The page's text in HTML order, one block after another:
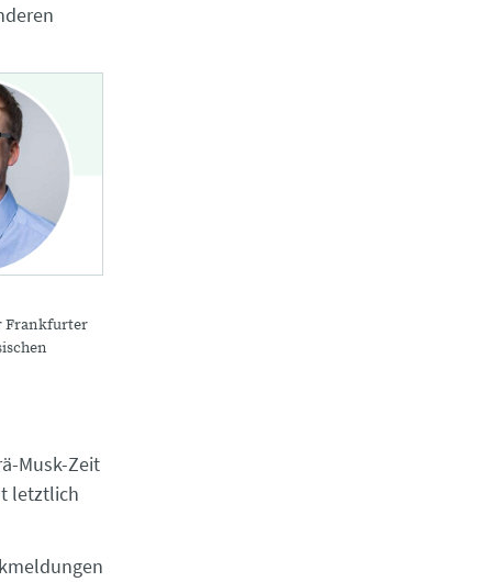
Frankfurter
Musk-Zeit
letztlich